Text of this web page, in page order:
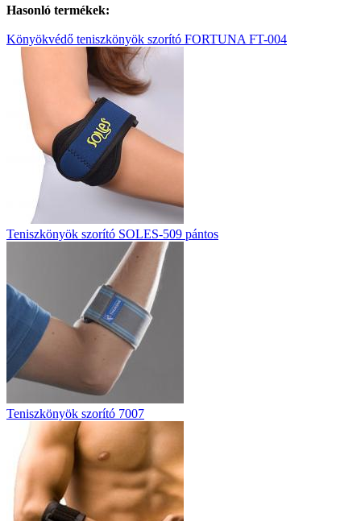
Hasonló termékek:
Könyökvédő teniszkönyök szorító FORTUNA FT-004
Teniszkönyök szorító SOLES-509 pántos
Teniszkönyök szorító 7007